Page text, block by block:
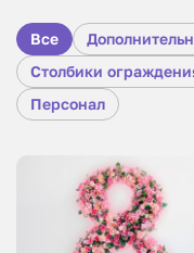
Все
Столбики
Персонал